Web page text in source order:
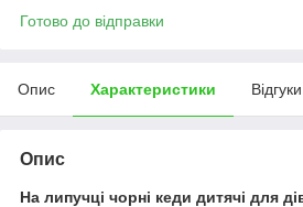
Готово до відправки
Опис Характеристики
Опис
На липучці чорні кеди дитячі для